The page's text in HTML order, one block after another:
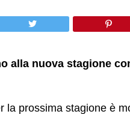
alla nuova stagione
la prossima stagione è